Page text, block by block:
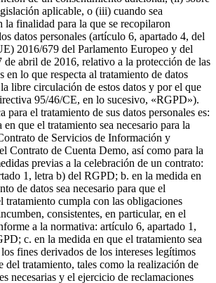
aplicable, o (iii) cuando sea
la finalidad para la que se recopilaron
datos personales (artículo 6, apartado 4, del
2016/679 del Parlamento Europeo y del
de abril de 2016, relativo a la protección de las
en lo que respecta al tratamiento de datos
libre circulación de estos datos y por el que
95/46/CE, en lo sucesivo, «RGPD»).
para el tratamiento de sus datos personales es:
en que el tratamiento sea necesario para la
de Servicios de Información y
Contrato de Cuenta Demo, así como para la
previas a la celebración de un contrato:
1, letra b) del RGPD; b. en la medida en
de datos sea necesario para que el
tratamiento cumpla con las obligaciones
consistentes, en particular, en el
a la normativa: artículo 6, apartado 1,
c. en la medida en que el tratamiento sea
fines derivados de los intereses legítimos
del tratamiento, tales como la realización de
necesarias y el ejercicio de reclamaciones